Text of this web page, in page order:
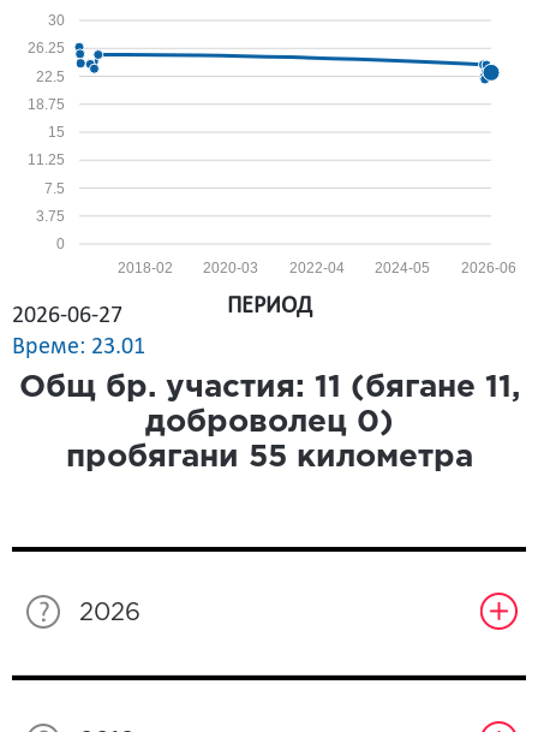
0
3.75
7.5
11.25
15
18.75
22.5
26.25
30
2026-06
2024-05
2022-04
2020-03
2018-02
2026-06-27
Време: 23.01
ПЕРИОД
Общ бр. участия: 11 (бягане 11 ,
доброволец 0)
пробягани 55 километра
2026